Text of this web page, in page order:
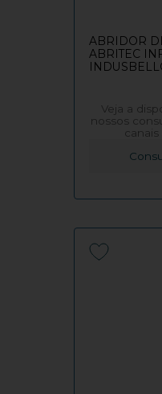
ABRIDOR
ABRITEC
Veja a
nossos
canais